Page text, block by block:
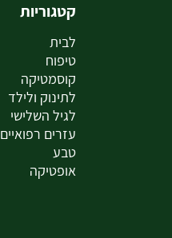
קטגוריות
לבית
טיפוח
קוסמטיקה
לתינוק ולילד
לגיל השלישי
עזרים רפואיים
טבע
אופטיקה